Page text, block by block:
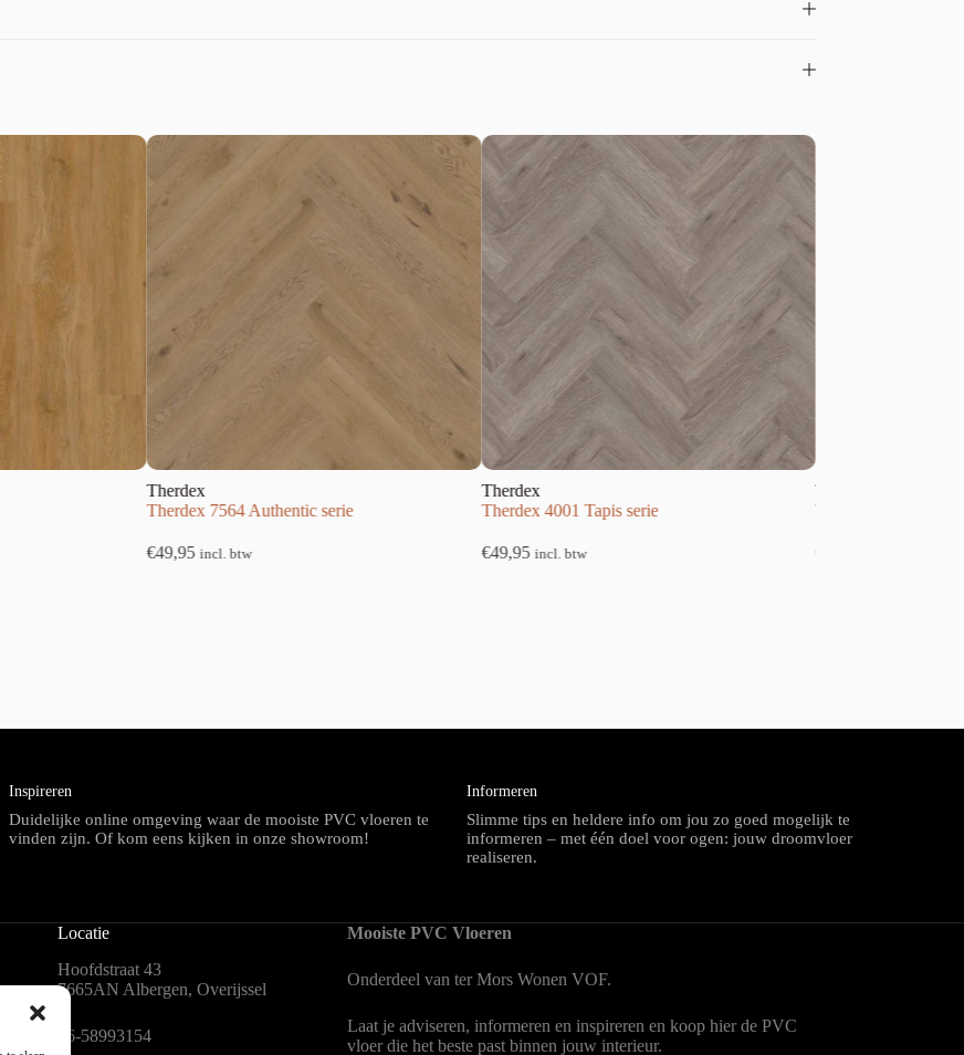
7564 Authentic serie
Therdex 4001 Tapis serie
Therdex 9080 Xstralong serie
Inspireren
Duidelijke online omgeving waar de mooiste PVC vloeren te
vinden zijn. Of kom eens kijken in onze showroom!
Informeren
Slimme tips en heldere info om jou zo goed mogelijk te
informeren – met één doel voor ogen: jouw droomvloer
realiseren.
Locatie
Hoofdstraat 43
7665AN Albergen, Overijssel
06-58993154
Mooiste PVC Vloeren
Onderdeel van ter Mors Wonen VOF.
Laat je adviseren, informeren en inspireren en koop hier de PVC
vloer die het beste past binnen jouw interieur.